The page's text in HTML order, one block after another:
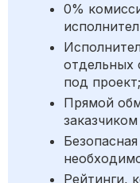
0%
отдельных
под проект;
Прямой
Рейтинги,